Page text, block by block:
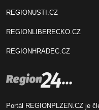
REGIONUSTI.CZ
REGIONLIBERECKO.CZ
REGIONHRADEC.CZ
Portál REGIONPLZEN.CZ je